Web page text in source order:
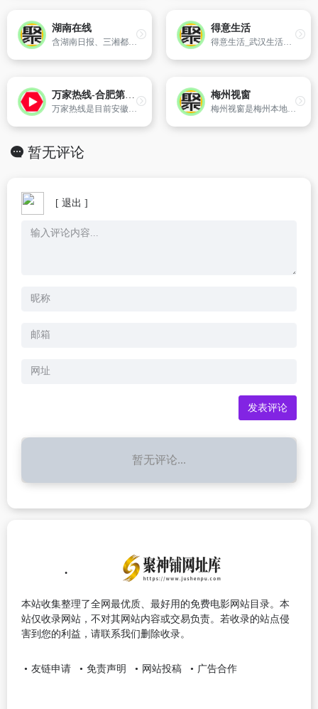
湖南在线
含湖南日报、三湘都市报、文萃、家庭导报、大众卫生报、科教新报的电子版。
得意生活
得意生活_武汉生活消费社区_武汉论坛_武汉打折
万家热线-合肥第一门户-合肥专业网络媒体
万家热线是目前安徽地区最大的互联网综合信息服务和媒体传播平台,提供更富地域特征的生活信息,深入及时的报道合肥城市发展与居民生活,内容全面涉及合肥房产、家装、汽车、购物、时尚、美容、家电、团购、亲子、乐活、娱乐、影视、旅游、美食、分类信息、商城等城市生活的各个方面。依托本地强大的媒体信息资源,为客户提供全方位的网络广告、电子商务和会员营销综...
梅州视窗
梅州视窗是梅州本地最大的综合门户网站之一,本地特色明显,咨询丰富。包含梅州新闻、梅州团购、梅州旅游、梅州汽车、梅州民生、客家文化、梅州美食和小吃、梅州论坛社区、梅州分类信息等。
暂无评论
[ 退出 ]
暂无评论...
本站收集整理了全网最优质、最好用的免费电影网站目录。本
站仅收录网站，不对其网站内容或交易负责。若收录的站点侵
害到您的利益，请联系我们删除收录。
友链申请 免责声明 网站投稿 广告合作